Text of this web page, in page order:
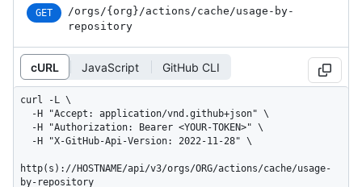
GET /orgs/{org}/actions/cache/usage-by-
repository
cURL JavaScript GitHub CLI
curl -L \
http(s)://HOSTNAME/api/v3/orgs/ORG/actions/cache/usage-
by-repository